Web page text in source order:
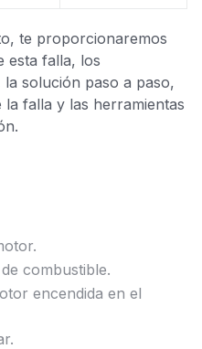
te proporcionaremos
esta falla, los
solución paso a paso,
falla y las herramientas
combustible.
encendida en el